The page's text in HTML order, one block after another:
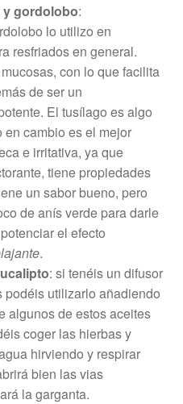
gordolobo:
lo utilizo en
resfriados en general.
con lo que facilita
de ser un
El tusílago es algo
cambio es el mejor
e irritativa, ya que
tiene propiedades
un sabor bueno, pero
de anís verde para darle
el efecto
.
: si tenéis un difusor
podéis utilizarlo añadiendo
algunos de estos aceites
coger las hierbas y
hirviendo y respirar
bien las vias
la garganta.